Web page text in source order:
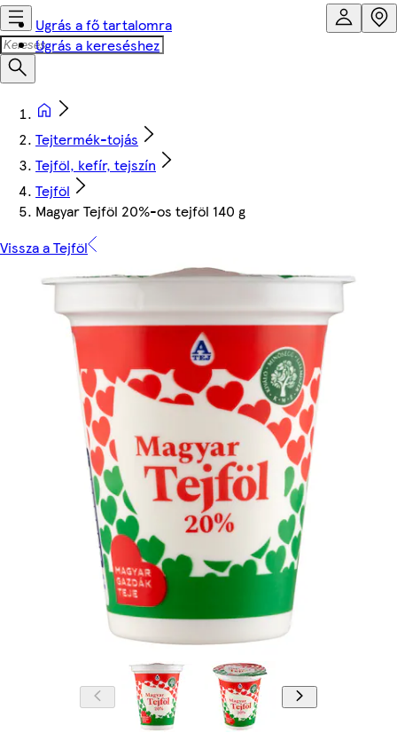
Ugrás a fő tartalomra
Ugrás a kereséshez
Tejtermék-tojás
Tejföl, kefír, tejszín
Tejföl
Magyar Tejföl 20%-os tejföl 140 g
Vissza a Tejföl